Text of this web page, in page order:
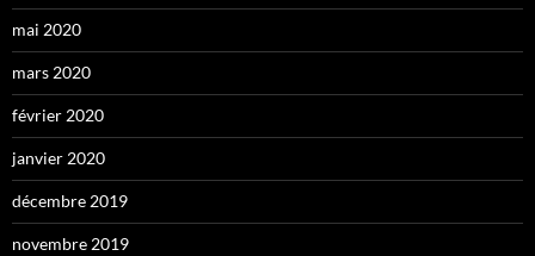
mai 2020
mars 2020
février 2020
janvier 2020
décembre 2019
novembre 2019